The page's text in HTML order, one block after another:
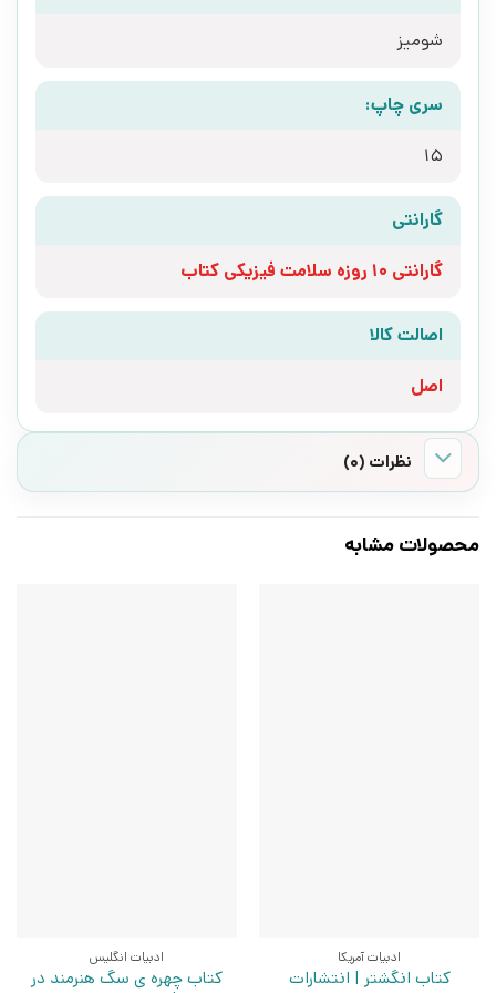
شومیز
سری چاپ:
15
گارانتی
گارانتی 10 روزه سلامت فیزیکی کتاب
اصالت کالا
اصل
نظرات (0)
محصولات مشابه
ادبیات آمریکا
کتاب انگشتر | انتشارات
ادبیات انگلیس
کتاب چهره ی سگ هنرمند در